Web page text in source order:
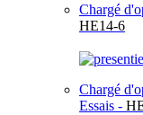
Chargé
HE14-6
Chargé
Essais -